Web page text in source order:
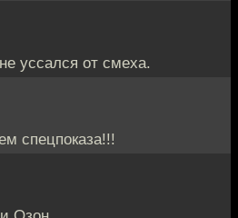
от смеха.
спецпоказа!!!